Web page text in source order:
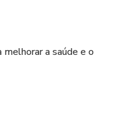
a saúde e o